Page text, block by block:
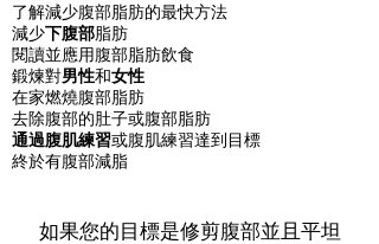
了解減少腹部脂肪的最快方法
減少下腹部脂肪
閱讀並應用腹部脂肪飲食
鍛煉對男性和女性
在家燃燒腹部脂肪
去除腹部的肚子或腹部脂肪
通過腹肌練習或腹肌練習達到目標
終於有腹部減脂
如果您的目標是修剪腹部並且平坦